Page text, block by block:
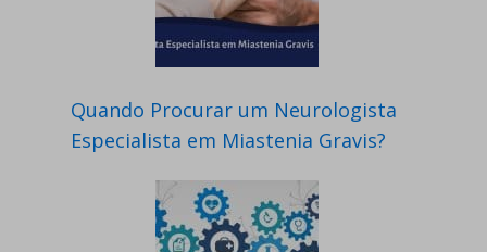
Quando Procurar um Neurologista
Especialista em Miastenia Gravis?